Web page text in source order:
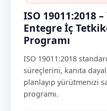
ISO 19011:2018
Entegre İç
Programı
ISO 19011:2018
süreçlerini, kanıta
planlayıp yürütmenizi
programı.